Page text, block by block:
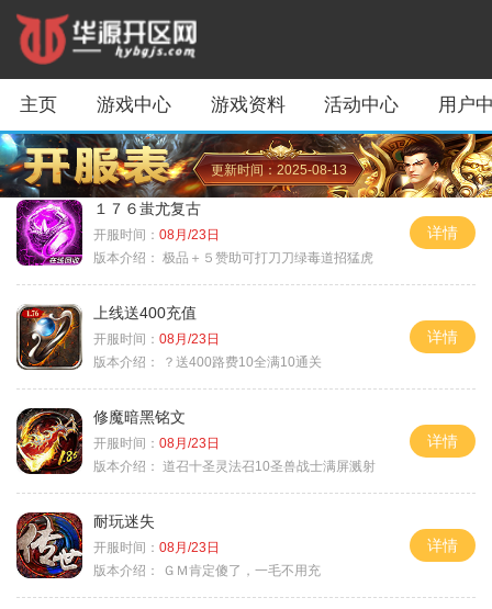
主页 游戏中心 游戏资料 活动中心 用户
更新时间：2025-08-13
１７６蚩尤复古
开服时间： 08月/23日
版本介绍： 极品＋５赞助可打刀刀绿毒道招猛虎
详情
上线送400充值
开服时间： 08月/23日
版本介绍：
？送400路费10全满10通关
详情
修魔暗黑铭文
开服时间： 08月/23日
版本介绍： 道召十圣灵法召10圣兽战士满屏溅射
详情
耐玩迷失
开服时间： 08月/23日
版本介绍：
ＧＭ肯定傻了，一毛不用充
详情